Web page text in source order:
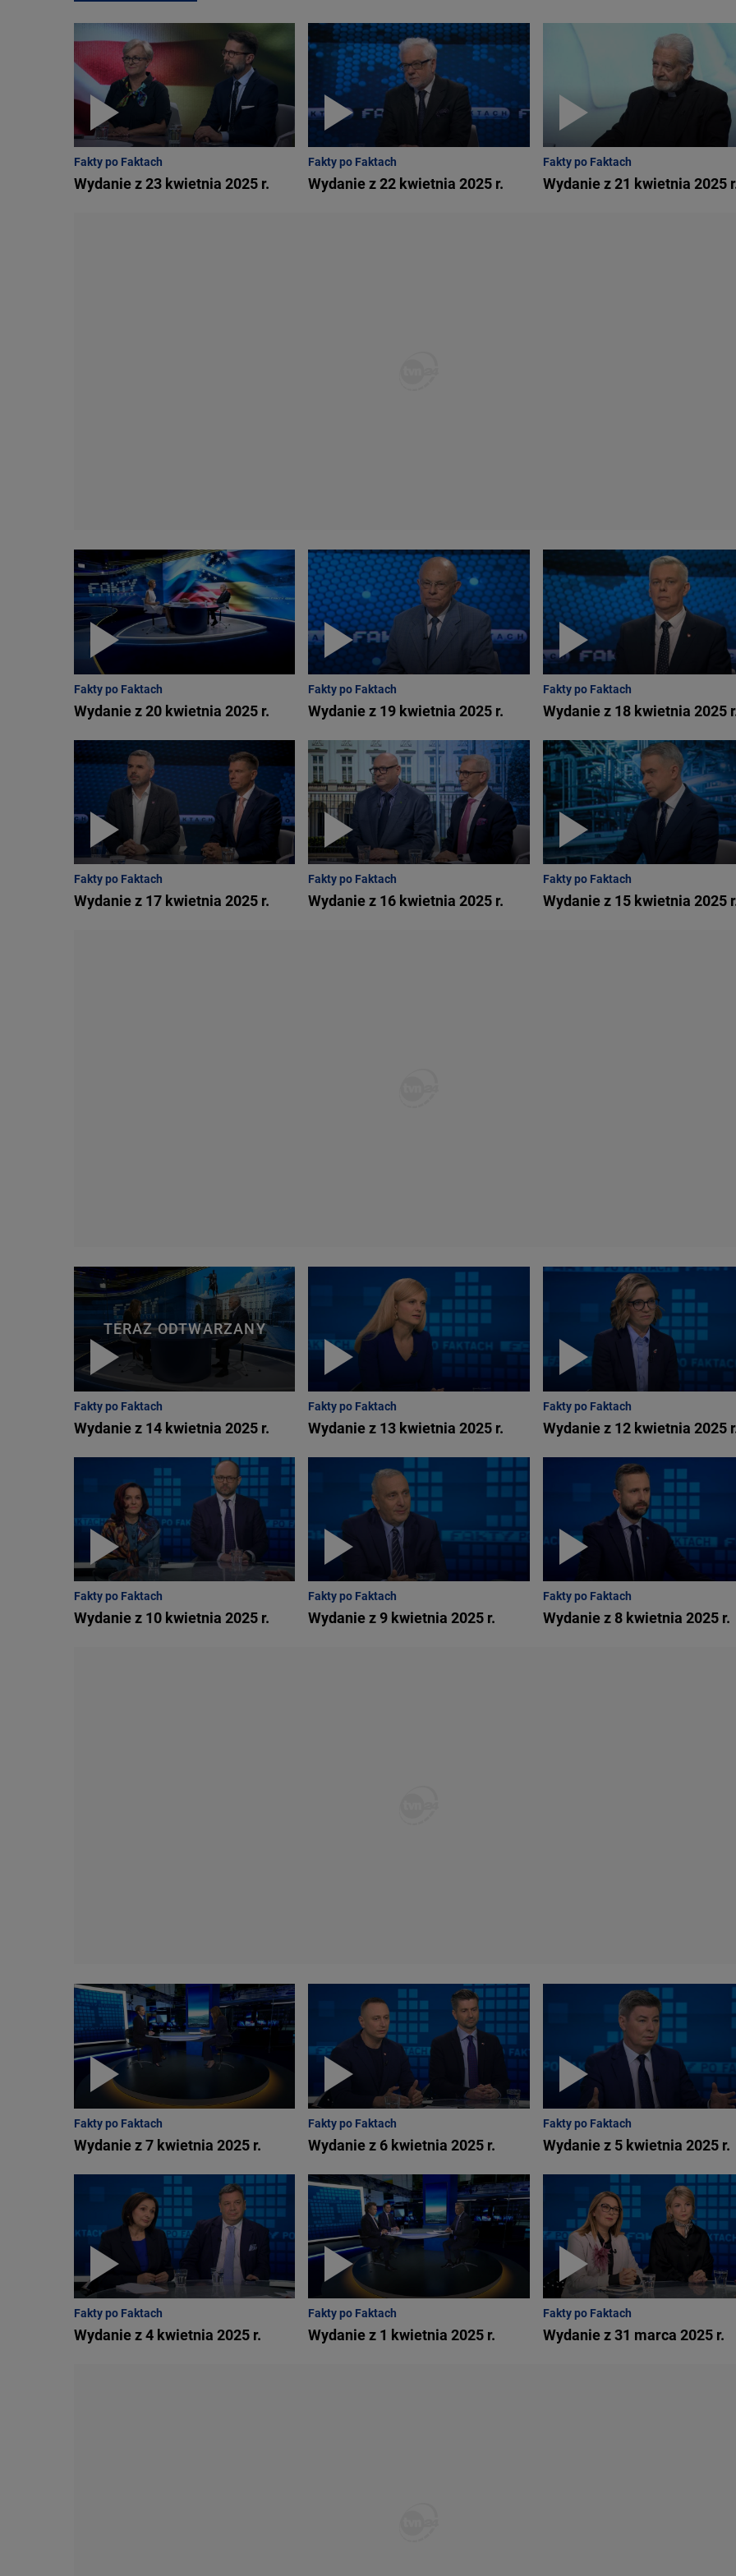
Fakty po Faktach
Wydanie z 23 kwietnia 2025 r.
Fakty po Faktach
Wydanie z 22 kwietnia 2025 r.
Fakty po Faktach
Wydanie z 21 kwietnia 2025
Fakty po Faktach
Wydanie z 20 kwietnia 2025 r.
Fakty po Faktach
Wydanie z 19 kwietnia 2025 r.
Fakty po Faktach
Wydanie z 18 kwietnia 2025
Fakty po Faktach
Wydanie z 17 kwietnia 2025 r.
Fakty po Faktach
Wydanie z 16 kwietnia 2025 r.
Fakty po Faktach
Wydanie z 15 kwietnia 2025
TERAZ ODTWARZANY
Fakty po Faktach
Wydanie z 14 kwietnia 2025 r.
Fakty po Faktach
Wydanie z 13 kwietnia 2025 r.
Fakty po Faktach
Wydanie z 12 kwietnia 2025
Fakty po Faktach
Wydanie z 10 kwietnia 2025 r.
Fakty po Faktach
Wydanie z 9 kwietnia 2025 r.
Fakty po Faktach
Wydanie z 8 kwietnia 2025 r.
Fakty po Faktach
Wydanie z 7 kwietnia 2025 r.
Fakty po Faktach
Wydanie z 6 kwietnia 2025 r.
Fakty po Faktach
Wydanie z 5 kwietnia 2025 r.
Fakty po Faktach
Wydanie z 4 kwietnia 2025 r.
Fakty po Faktach
Wydanie z 1 kwietnia 2025 r.
Fakty po Faktach
Wydanie z 31 marca 2025 r.